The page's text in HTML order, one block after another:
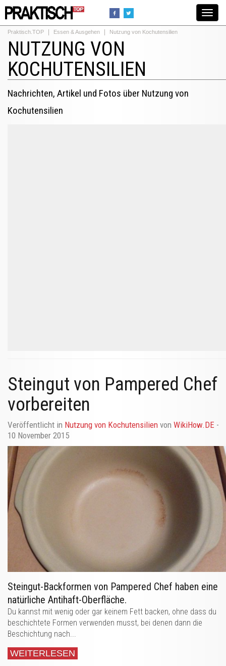
Toggle
Praktisch.TOP Essen & Ausgehen Nutzung von Kochutensilien
NUTZUNG VON
KOCHUTENSILIEN
Nachrichten, Artikel und Fotos über Nutzung von
Kochutensilien
Steingut von Pampered Chef
vorbereiten
Veröffentlicht in Nutzung von Kochutensilien von WikiHow.DE -
10 November 2015
Steingut-Backformen von Pampered Chef haben eine
natürliche Antihaft-Oberfläche.
Du kannst mit wenig oder gar keinem Fett backen, ohne dass du
beschichtete Formen verwenden musst, bei denen dann die
Beschichtung nach...
WEITERLESEN